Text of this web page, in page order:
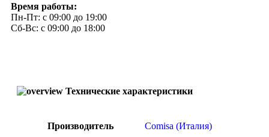
Технические характеристики
Производитель Comisa (Италия)
Время работы:
Пн-Пт: с 09:00 до 19:00
Сб-Вс: с 09:00 до 18:00